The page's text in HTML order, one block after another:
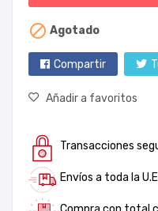
 Agotado
Compartir
Añadir a favoritos
Transacciones
Envíos a toda la